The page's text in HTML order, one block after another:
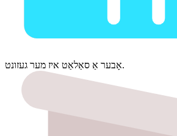
אָבער אַ סאַלאַט איז מער געזונט.